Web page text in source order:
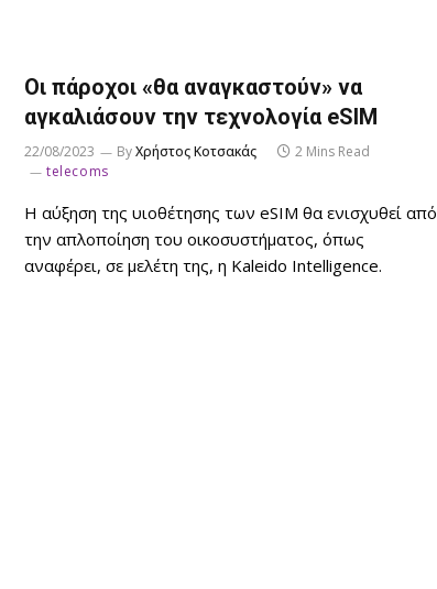
Οι πάροχοι «θα αναγκαστούν» να
αγκαλιάσουν την τεχνολογία eSIM
22/08/2023 ByΧρήστος Κοτσακάς
2 Mins Read
telecoms
Η αύξηση της υιοθέτησης των eSIM θα ενισχυθεί από
την απλοποίηση του οικοσυστήματος, όπως
αναφέρει, σε μελέτη της, η Kaleido Intelligence.